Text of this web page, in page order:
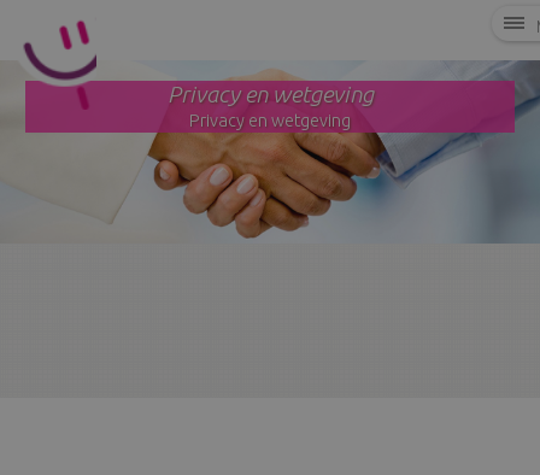
Privacy en wetgeving
Privacy en wetgeving